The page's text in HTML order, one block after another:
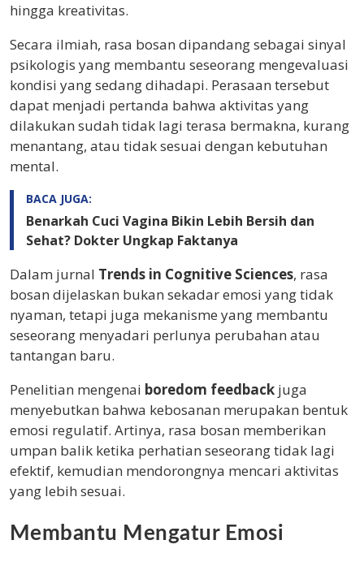
hingga kreativitas.
Secara ilmiah, rasa bosan dipandang sebagai sinyal
psikologis yang membantu seseorang mengevaluasi
kondisi yang sedang dihadapi. Perasaan tersebut
dapat menjadi pertanda bahwa aktivitas yang
dilakukan sudah tidak lagi terasa bermakna, kurang
menantang, atau tidak sesuai dengan kebutuhan
mental.
BACA JUGA:
Benarkah Cuci Vagina Bikin Lebih Bersih dan
Sehat? Dokter Ungkap Faktanya
Dalam jurnal Trends in Cognitive Sciences, rasa
bosan dijelaskan bukan sekadar emosi yang tidak
nyaman, tetapi juga mekanisme yang membantu
seseorang menyadari perlunya perubahan atau
tantangan baru.
Penelitian mengenai boredom feedback juga
menyebutkan bahwa kebosanan merupakan bentuk
emosi regulatif. Artinya, rasa bosan memberikan
umpan balik ketika perhatian seseorang tidak lagi
efektif, kemudian mendorongnya mencari aktivitas
yang lebih sesuai.
Membantu Mengatur Emosi